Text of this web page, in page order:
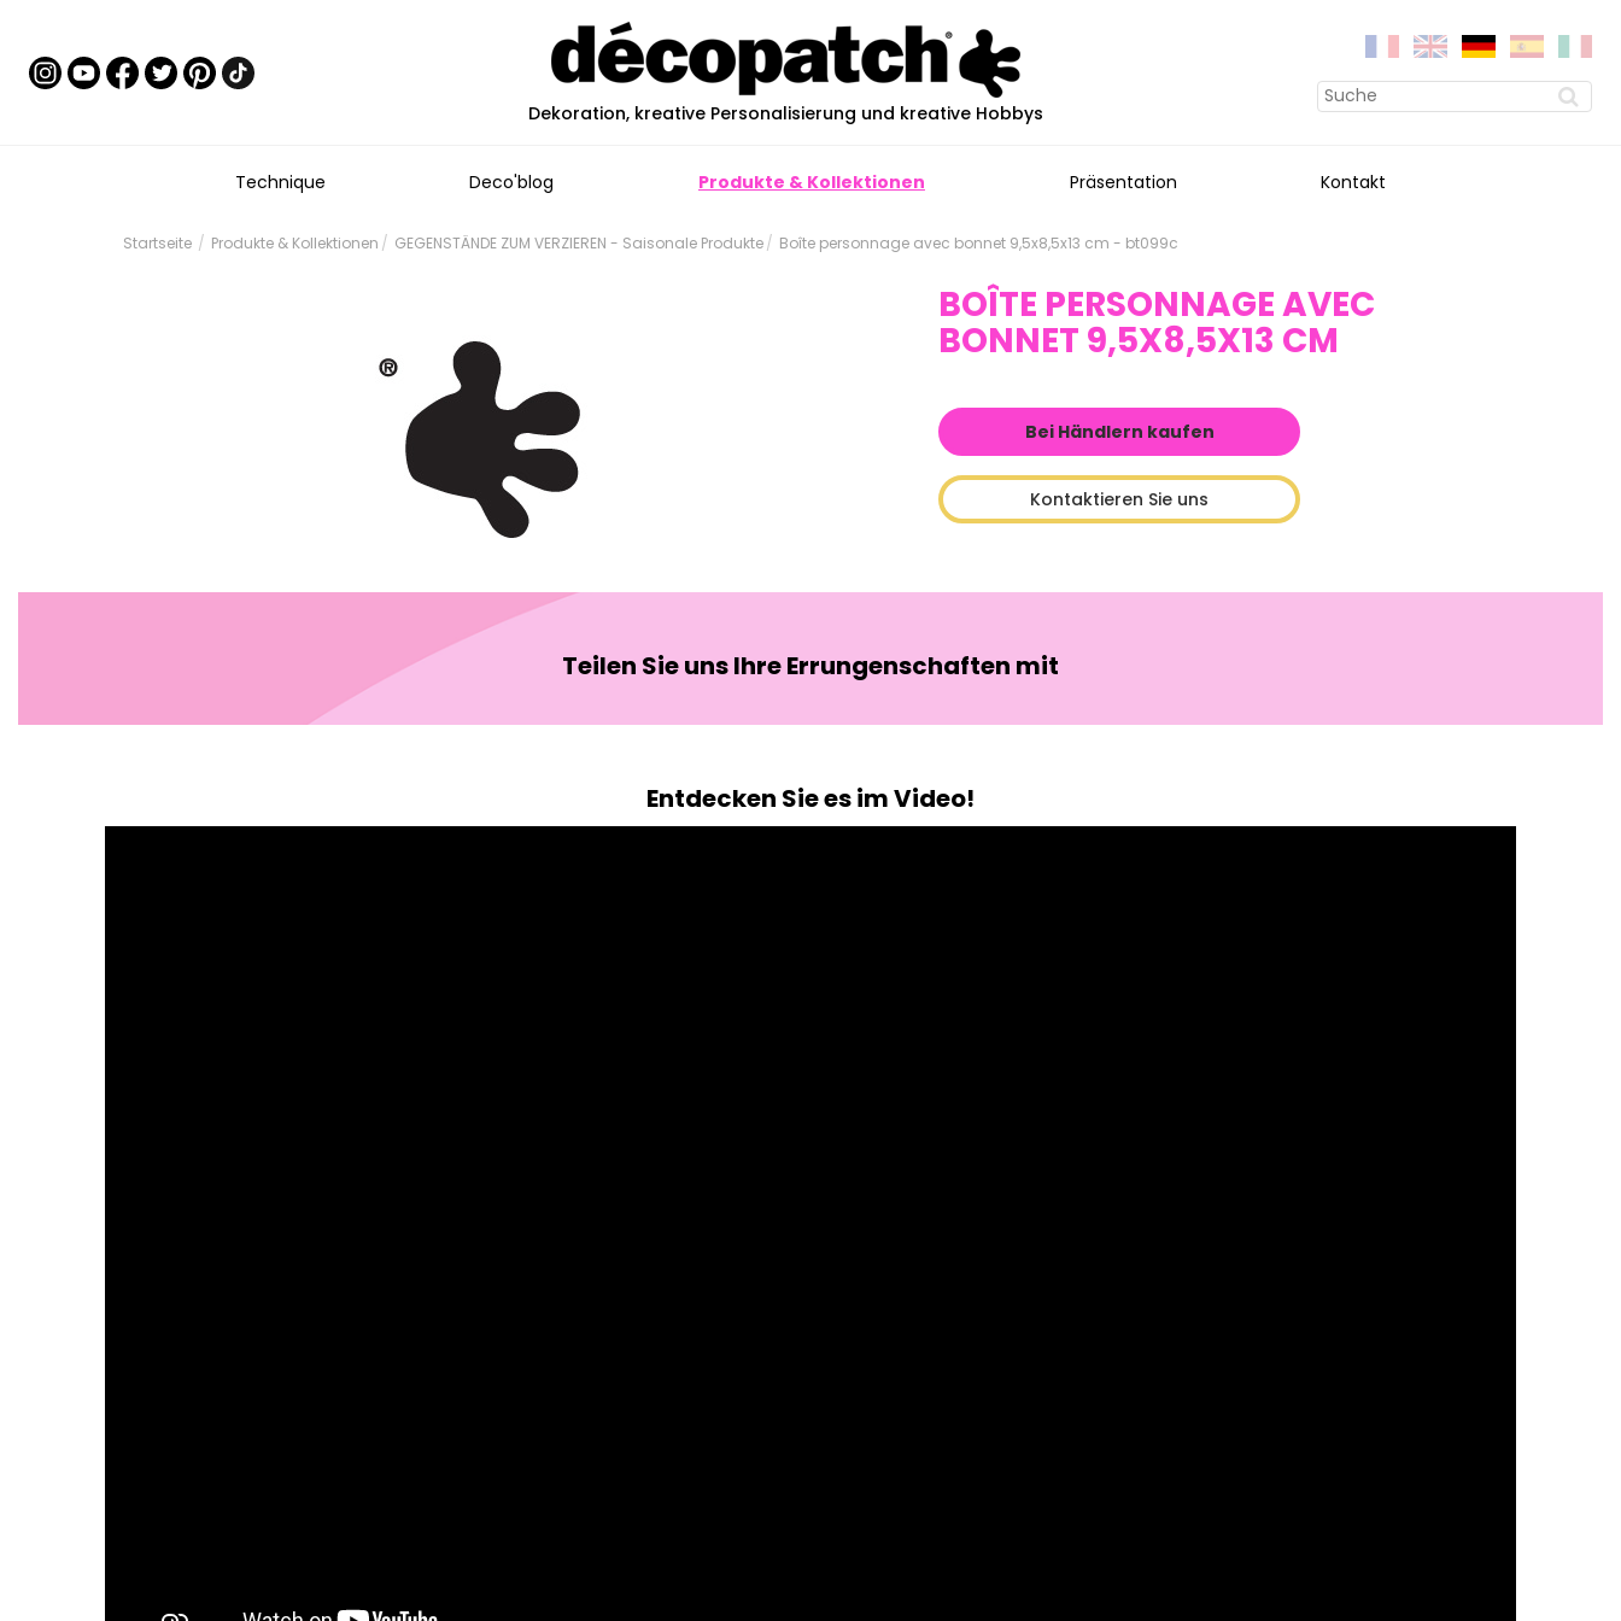
Dekoration, kreative Personalisierung und kreative Hobbys
Technique Deco'blog Produkte & Kollektionen Präsentation Kontakt
Startseite Produkte & Kollektionen GEGENSTÄNDE ZUM VERZIEREN - Saisonale Produkte Boîte personnage avec bonnet 9,5x8,5x13 cm - bt099c
BOÎTE PERSONNAGE AVEC
BONNET 9,5X8,5X13 CM
Bei Händlern kaufen
Kontaktieren Sie uns
Teilen Sie uns Ihre Errungenschaften mit
Entdecken Sie es im Video!